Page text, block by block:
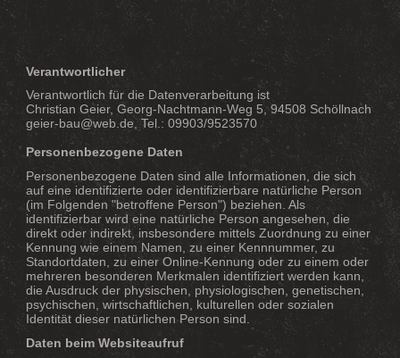
Verantwortlicher
Verantwortlich für die Datenverarbeitung ist
Christian Geier, Georg-Nachtmann-Weg 5, 94508 Schöllnach
geier-bau@web.de, Tel.: 09903/9523570
Personenbezogene Daten
Personenbezogene Daten sind alle Informationen, die sich
auf eine identifizierte oder identifizierbare natürliche Person
(im Folgenden "betroffene Person") beziehen. Als
identifizierbar wird eine natürliche Person angesehen, die
direkt oder indirekt, insbesondere mittels Zuordnung zu einer
Kennung wie einem Namen, zu einer Kennnummer, zu
Standortdaten, zu einer Online-Kennung oder zu einem oder
mehreren besonderen Merkmalen identifiziert werden kann,
die Ausdruck der physischen, physiologischen, genetischen,
psychischen, wirtschaftlichen, kulturellen oder sozialen
Identität dieser natürlichen Person sind.
Daten beim Websiteaufruf